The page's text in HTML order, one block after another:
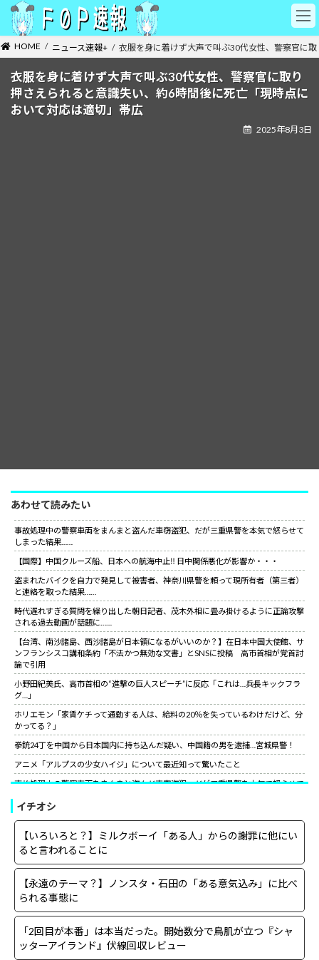
テ
ン
ゲ
ー HOME ニュース速報+ 衣服を身に着けず大声で叫ぶ30代女性、警察官に
衣服を身に着けず大声で叫ぶ30代女性、警察官に取り
押さえられると意識失い、約6時間後に死亡「現時点に
おいて対応は適切」帯広
2025年8月3日
あわせて読みたい
事故処理中の警察車両をまんまと盗んだ車窃盗犯、だが三重県警を本気で怒らせて
しまった結果……
【国際】中国クルーズ船、日本への航海中止‼ 日中関係悪化が影響か・・・
盗まれたバイクを自力で発見して被害者、神奈川県警を頼って現所有者（第三者）
と連絡を取った結果……
時代遅れすぎる質問を繰り出した朝日記者、茂木外相に畳み掛けるように正論攻撃
される過去動画が話題に……
【台湾、南沙諸島、西沙諸島が日本領になるがいいのか？】在日本中国大使館、サ
ンフランシスコ講和条約「不法かつ無効な文書」とSNSに投稿 高市首相が党首討
論で引用
小野田紀美氏、高市首相の“進撃の巨人スピーチ”に反応「これは…兵長キックフラ
グ…」
ホリエモン「家賃ケチって通勤する人は、給料の20％を失っているわけだけど、分
かってる？」
拳銃24丁を中国から日本国内に持ち込んだ疑い、中国籍の男を逮捕…宮城県警！
アニメ「アルプスの少女ハイジ」について最近知って驚いたこと
事故処理中の警察車両をまんまと盗んだ車窃盗犯、だが三重県警を本気で怒らせて
山上徹也が喉から手が出るほど欲しくて50万円詐欺られた拳銃を3千円で日本国内
で売っていた中国人逮捕
【朗報】中国上海ライブ強制終了の大槻マキにグラス米国駐日大使が日本語でエー
ル！米国バンドの代表曲捧げ「信念貫いて」［12/3］
小野田紀美氏、高市首相の“進撃の巨人スピーチ”に反応「これは…兵長キックフラ
サイコパスってほとんどは社会的に成功している人間なんだがな。
イチオシ
【いろいろと？】ミルクボーイ「ある人」からの謝罪に他にい
ると言われることに
【永遠のテーマ？】ノンスタ・石田の「ある意気込み」に比べ
られる事態に
「2回目が本番」は本当だった。開始数分で鳥肌が立つ『シャ
ッターアイランド』伏線回収レビュー